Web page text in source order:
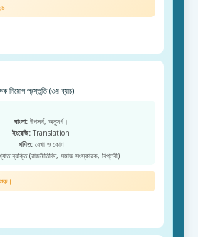
নিয়োগ প্রস্তুতি (৩য় ব্যাচ)
বাংলা:উপসর্গ, অনুসর্গ।
ইংরেজি: Translation
গণিত:রেখা ও কোণ
ব্যক্তি (রাজনীতিবিদ, সমাজ সংস্কারক, বিপ্লবী)